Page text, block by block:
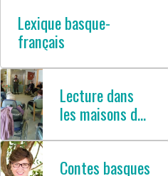
Lexique basque-
français
Lecture dans
les maisons de
Contes basques